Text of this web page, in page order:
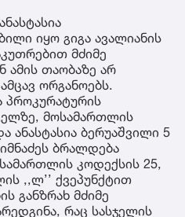
იყო გიგა ავალიანის
მძიმე
ამის თაობაზე არ
ორგანოებს.
პროკურატურის
მოსამართლის
ანასტასია ბერუაშვილი 5
ბრალდება
კოდექსის 25,
,,ლ’’ ქვეპუნქტით
განზრახ მძიმე
რაც სასჯელის